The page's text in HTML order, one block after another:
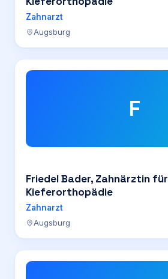
Zahnarzt
Augsburg
F
Friedel Bader, Zahnärztin für
Kieferorthopädie
Zahnarzt
Augsburg